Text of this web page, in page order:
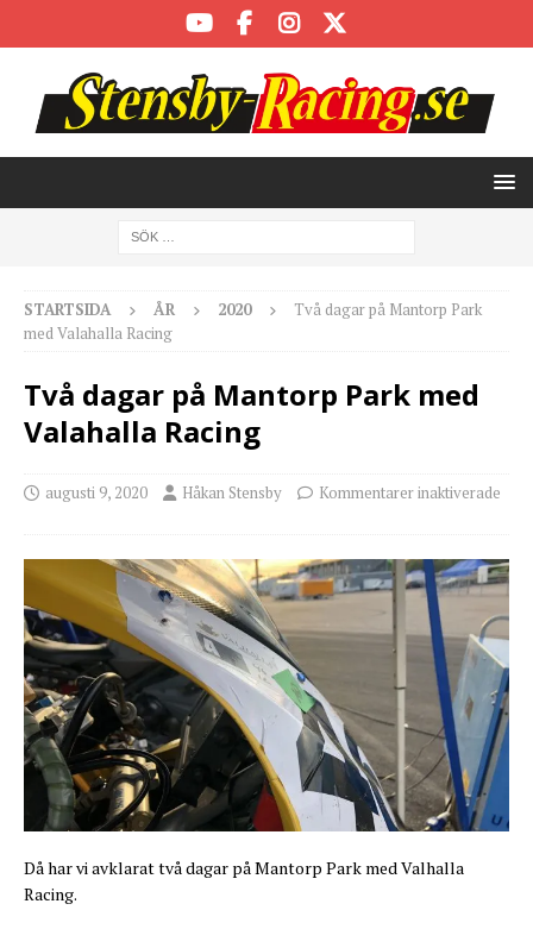
STARTSIDA ÅR 2020
Två dagar på Mantorp Park
med Valahalla Racing
Två dagar på Mantorp Park med
Valahalla Racing
augusti 9, 2020 Håkan Stensby Kommentarer inaktiverade
Då har vi avklarat två dagar på Mantorp Park med Valhalla
Racing.